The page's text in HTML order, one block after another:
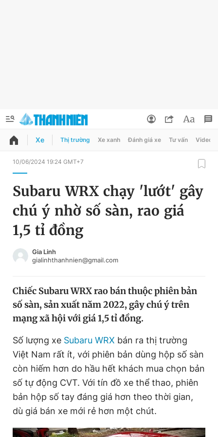
QUẢNG CÁO
Chuyên mục
Chuyên mục khác
Chào ngày mới
Video Magazine
Sản phẩm khác
Tiện ích Bạn cần biết
Thông tin tòa soạn Liên hệ quảng cáo
Đổi mật khẩu
Tin đã lưu
Đăng xuất
Xe Thị trường Xe xanh Đánh giá xe Tư vấn Video
10/06/2024 19:24 GMT+7
Subaru WRX chạy 'lướt' gây
chú ý nhờ số sàn, rao giá
1,5 tỉ đồng
Gia Linh
gialinhthanhnien@gmail.com
Chiếc Subaru WRX rao bán thuộc phiên bản
số sàn, sản xuất năm 2022, gây chú ý trên
mạng xã hội với giá 1,5 tỉ đồng.
Số lượng xe Subaru WRX bán ra thị trường
Việt Nam rất ít, với phiên bản dùng hộp số sàn
còn hiếm hơn do hầu hết khách mua chọn bản
số tự động CVT. Với tín đồ xe thể thao, phiên
bản hộp số tay đáng giá hơn theo thời gian,
dù giá bán xe mới rẻ hơn một chút.